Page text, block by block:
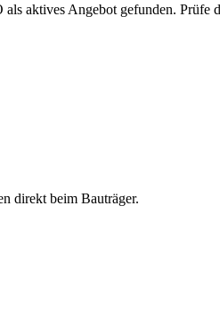
aktives Angebot gefunden.
direkt beim Bauträger.